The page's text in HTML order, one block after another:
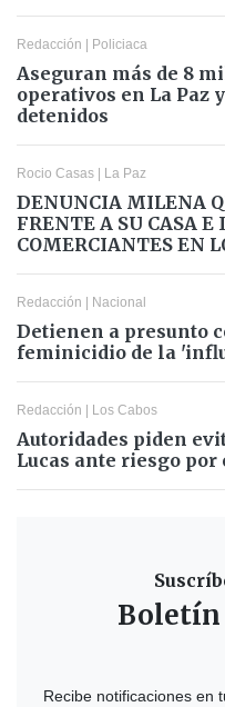
Redacción Policiaca
Aseguran más de 8
operativos en La Paz
detenidos
Rocio Casas La Paz
DENUNCIA MILENA
FRENTE A SU CASA
COMERCIANTES EN
Redacción Nacional
Detienen a presunto
feminicidio de la
Redacción Los Cabos
Autoridades piden
Lucas ante riesgo por
Boletín
Recibe notificaciones en